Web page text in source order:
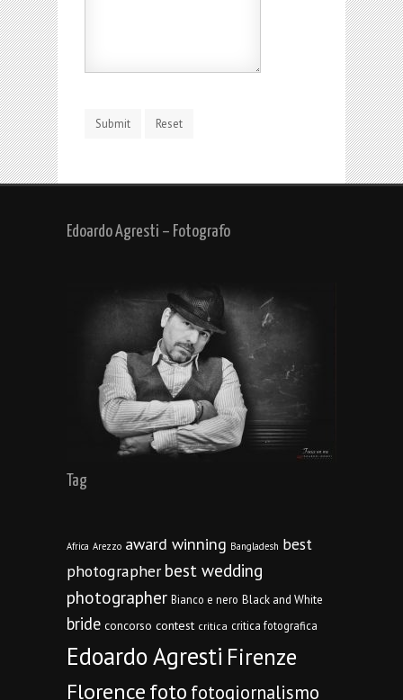
Edoardo Agresti – Fotografo
Tag
Africa Arezzo award winning Bangladesh best
photographer best wedding
photographer Bianco e nero Black and White
bride concorso contest critica critica fotografica
Edoardo Agresti Firenze
Florencefoto fotogiornalismo